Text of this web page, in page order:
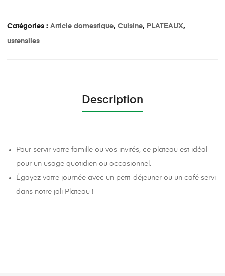
Catégories : Article domestique, Cuisine, PLATEAUX,
ustensiles
Description
Pour servir votre famille ou vos invités, ce plateau est idéal
pour un usage quotidien ou occasionnel.
Égayez votre journée avec un petit-déjeuner ou un café servi
dans notre joli Plateau !